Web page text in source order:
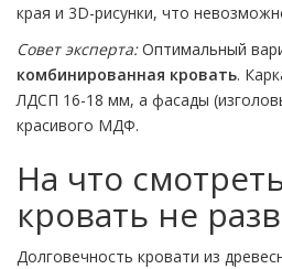
края и 3D-рисунки, что
Совет эксперта:Оптимальный
комбинированная кровать.
ЛДСП 16-18 мм, а фасады
красивого МДФ.
На что
кровать не
Долговечность кровати из